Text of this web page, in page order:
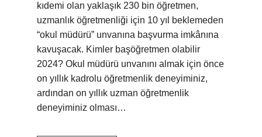
kıdemi olan yaklaşık 230 bin öğretmen,
uzmanlık öğretmenliği için 10 yıl beklemeden
“okul müdürü” unvanına başvurma imkânına
kavuşacak. Kimler başöğretmen olabilir
2024? Okul müdürü unvanını almak için önce
on yıllık kadrolu öğretmenlik deneyiminiz,
ardından on yıllık uzman öğretmenlik
deneyiminiz olması…